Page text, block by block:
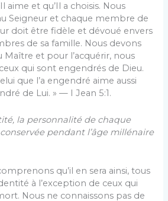
aime et qu’Il a choisis. Nous
Seigneur et chaque membre de
doit être fidèle et dévoué envers
de sa famille. Nous devons
Maître et pour l’acquérir, nous
qui sont engendrés de Dieu.
que l’a engendré aime aussi
de Lui. » — I Jean 5:1.
la personnalité de chaque
pendant l’âge millénaire
qu’il en sera ainsi, tous
à l’exception de ceux qui
Nous ne connaissons pas de